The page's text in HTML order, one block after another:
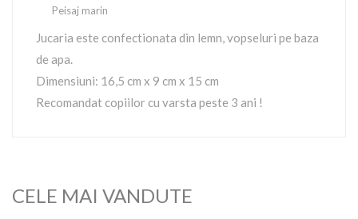
Peisaj marin
Jucaria este confectionata din lemn, vopseluri pe baza
de apa.
Dimensiuni: 16,5 cm x 9 cm x 15 cm
Recomandat copiilor cu varsta peste 3 ani !
CELE MAI VANDUTE